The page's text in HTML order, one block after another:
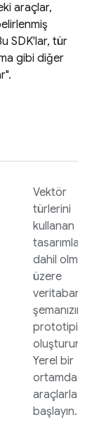
araçlar,
SDK'lar, tür
gibi diğer
Vektör
türlerini
kullanan
tasarımlar da
dahil olmak
üzere
veritabanı
şemanızın
prototipini
oluşturun.
Yerel bir
ortamda
araçlarla
başlayın.